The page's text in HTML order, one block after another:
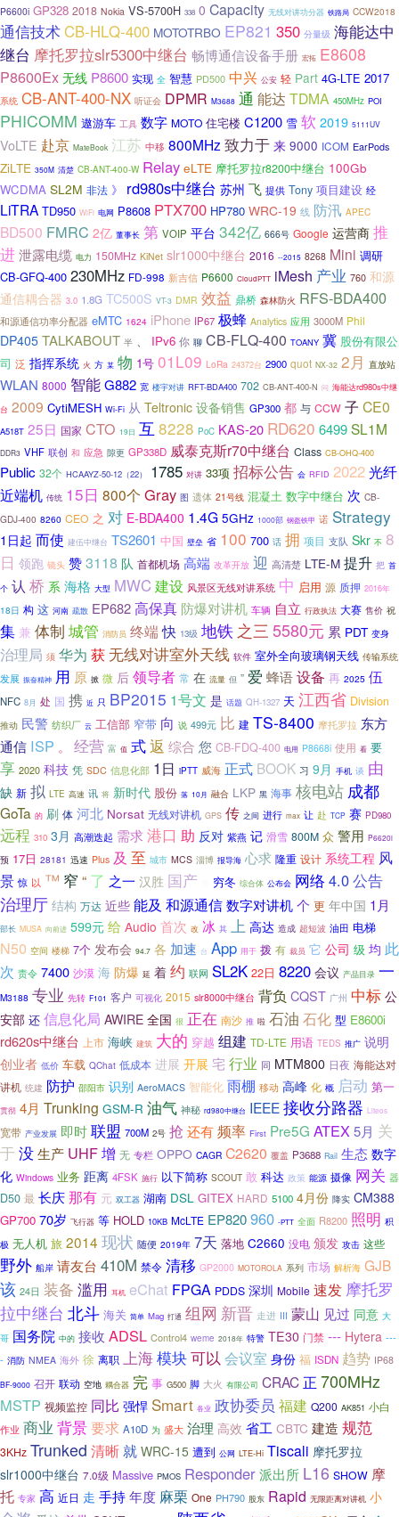
P6600i GP328 2018 Nokia VS-5700H 338 0 Capacity 无线对讲功分器 铁路局 CCW2018
通信技术CB-HLQ-400 MOTOTRBO EP821 350 分量级 海能达中
继台 摩托罗拉slr5300中继台 畅博通信设备手册 宏拓 E8608
P8600Ex 无线 P8600 实现 全 智慧 PD500 中兴 公安 轻 Part 4G-LTE 2017
系统 CB-ANT-400-NX 听证会 DPMR M3688 通 能达 TDMA 450MHz POI
PHICOMM 遨游车 工具 数字 MOTO 住宅楼 C1200 雪 软 2019 5111UV
VoLTE 赴京 MateBook 江苏 中移 800MHz 致力于 来 9000 ICOM EarPods
ZiLTE 350M 清楚 CB-ANT-400-W Relay eLTE 摩托罗拉r8200中继台 100Gb
WCDMA SL2M 非法 》 rd980s中继台 苏州 飞 提供 Tony 项目建设 经
LiTRA TD950 WiFi 电网 P8608 PTX700 HP780 WRC-19 线 防汛 APEC
BD500 FMRC 2亿 董事长 第 VOIP 平台 342亿 666号 Google 运营商 推
进泄露电缆 电力 150MHz KiNet slr1000中继台 2016 --2015 8268 Mini 调研
CB-GFQ-400 230MHz FD-998 新吉信 P6600 CloudPTT iMesh 产业 760 和源
通信耦合器 3.0 1.8G TC500S VT-3 DMR 效益 鼎桥 森林防火 RFS-BDA400
和源通信功率分配器 eMTC 1624 iPhone IP67 极蜂 Analytics 应用 3000M Phil
DP405 TALKABOUT 半 、 IPv6 你 聊 CB-FLQ-400 TOANY 冀 股份有限公
司 泛 指挥系统 火 方 某 物 1号 01L09 LoRa 24372台 2900 quot NX-32 2月 直放站
WLAN 8000 智能G882 宽 楼宇对讲 RFT-BDA400 702 CB-ANT-400-N 问 海能达rd980s中继
台 2009 CytiMESH Wi-Fi 从 Teltronic 设备销售 GP300 都 与 CCW 子 CE0
A518T 25日 国家 CTO 19日 互 8228 PoC KAS-20 RD620 6499SL1M
DDR3 VHF 联创 和 应急 隙更 GP338D 威泰克斯r70中继台 Class CB-OHQ-400
Public 32个 HCAAYZ-50-12（22） 1785 对讲 33项 招标公告 会 RFID 2022光纤
近端机 传统 15日 800个 Gray 图 遗体 21号线 混凝土 数字中继台 次 CB-
GDJ-400 8260 CEO 之 对 E-BDA400 1.4G 5GHz 1000部 钢盔铁甲 诺 Strategy
1日起 而使 建伍中继台 TS2601 中国 壁垒 省 100 700 话 拥 项目 支队 Skr 不 8
日 领跑 镜头 赞3118 队 首都机场 高端 改革开放 迎 高清楚 LTE-M 提升 把 首
个 认 桥 系 海格 大型 MWC 建设 风景区无线对讲系统 中 启用 源 质押 2016年
18日 构 这 河南 疏散 EP682高保真 防爆对讲机 车辆 自立 行政执法 大赛 售价 祝
集 兼 体制 城管 消防员 终端快 13级 地铁 之三5580元 累 PDT 变身
治理局 须 华为 获无线对讲室外天线 软件 室外全向玻璃钢天线 传输系统
发展 振奋精神 用 原 掀 微 后 领导者 常 在 流量 但 ” 爱 蜂语设备 再 2025 伍
NFC 8月 处 国 携 近 只 BP2015 1号文 是 话题 QH-1327 天 江西省 Division
推动 民警 纺织厂 云 工信部 窄带 向 说 499元 比 建 TS-8400 摩托罗拉 东方
通信 ISP 。 经营 富 值 式返 综合 您 CB-FDQ-400 电用 P8668i 使用 看 要
享 2020 科技 凭 SDC 信息化部 1日 iPTT 威海 正式 BOOK 习 9月 手机 谈 由
缺 新 拟 LTE 高速 讯 将 新时代 股份 落 10月 融合 LKP 黑 海事 核电站 成都
GoTa 的 刷 体 河北 Norsat 无线对讲机 GPS 传 之间 进行 max 让 赴 TCP 赛 PD980
远程 310 3月 高潮迭起 需求港口 助 反对 紫燕 记 滑雪 800M 众 警用 P6620i
预 17日 28181 迅速 Plus 及 至 城市 MCS 淄博 报导海 心求 隆重 设计 系统工程 风
景 惊 以 ™ 窄 “ 了 之一 汉胜 国产 穷冬 综合体 公布会 网络 4.0公告
治理厅 结构 万达 近些 能及 和源通信数字对讲机个 更 年中国 1月
部长 MUSA 向前进 599元给 Audio 首次 改 冰 其 上 高达 造成 超短波 油田 电梯
N50 空间 楼梯 7个 发布会 94.7 各 加速 台 App 用于 拨 有 裁员 它 公司 级 均 此
次 责令 7400 沙漠 海 防爆 延 着 约 联网 SL2K 22日 8220 会议 产品目录 一
M3188 专业 先转 F101 客户 可视化 2015 slr8000中继台 背负 CQST 广州 中标 公
安部 还 信息化局 AWIRE 全国 很 正在 南沙 推 啦 石油 石化 型 E8600i
rd620s中继台 上市 海峡 建筑 大的 穿越 组建 TD-LTE 用语 TEDS 推广 说明
创业者 低价 车载 QChat 低成本 进展 开展 宅 行业 同 MTM800 日夜 海能达对
讲机 统建 防护 邵阳市 识别 AeroMACS 智能化 雨棚 移动 高峰 化 概 启动 第一
贯彻 4月 Trunking GSM-R 油气 神秘 rd980中继台 IEEE接收分路器 Liteos
宽带 产业发展 即时联盟 700M 2号 抢 还有频率 First Pre5G ATEX5月 关
于 没生产 UHF增 无 专栏 OPPO CAGR C2620 覆盖 P3688 Rail 生态 数字
化 Windows 业务 距离 4FSK 施行 以下简称 SCOUT 敢 科达 政策 能源 摄像 网关 器
D50 最 长庆那有 元 双工器 湖南 DSL GITEX HARD 5100 4月份 降实 CM388
GP700 70岁 飞行器 等 HOLD 10KB McLTE EP820960 -PTT 全面 R8200 照明 积
极 无人机 旅 2014 现状 随便 2019年 7天 落地 C2660 没电 颁发 攻击 这些
野外 船岸 请友台 410M 禁令 清移 GP2000 MOTOROLA 系列 市场 解析海 GJB
该 24日 装备 滥用 耳机 eChat FPGA PDDS 深圳 Mobile 速发 摩托罗
拉中继台 北斗 海关 简单 Mag 打通 组网 新晋 走进 III 蒙山 见过 同意 大
哥 国务院 中的 接收 ADSL Control4 weme 2018年 特警 TE30 门禁 --- Hytera ---
- 消防 NMEA 海外 徐 离职 上海模块可以 会议室 身份 福 ISDN 趋势 IP68
BF-9000 召开 联动 空地 耦合器 完 事 G500 脚 大火 有限公司 CRAC 正 700MHz
MSTP 视频监控 同比 强悍 Smart 各业 政协委员 福建 Q200 AK851 小白
作业 商业 背景要求 A10D 为 盛大 治理 高效 省工 CBTC 建造 规范
3KHz Trunked 清晰就 WRC-15 遭到 公网 LTE-Hi Tiscali 摩托罗拉
slr1000中继台 7.0级 Massive PMOS Responder派出所 L16 SHOW 摩
托 专家 高 近日 走 手持年度 麻栗 One PH790 股东 Rapid 无限距离对讲机 小